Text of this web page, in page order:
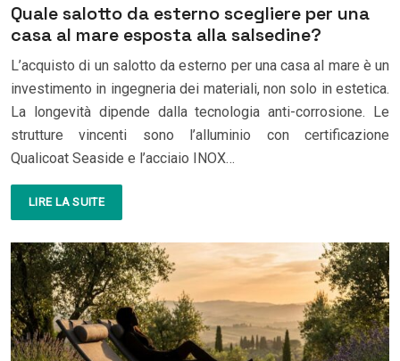
Quale salotto da esterno scegliere per una
casa al mare esposta alla salsedine?
L’acquisto di un salotto da esterno per una casa al mare è un
investimento in ingegneria dei materiali, non solo in estetica.
La longevità dipende dalla tecnologia anti-corrosione. Le
strutture vincenti sono l’alluminio con certificazione
Qualicoat Seaside e l’acciaio INOX…
LIRE LA SUITE